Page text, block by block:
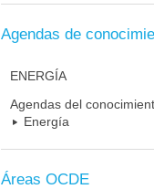
Agendas de
ENERGÍA
Agendas del
Energía
Áreas OCDE